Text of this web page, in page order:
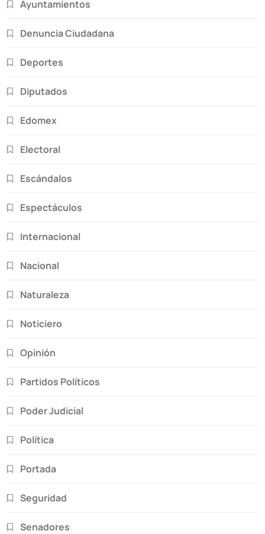
Ayuntamientos
Denuncia Ciudadana
Deportes
Diputados
Edomex
Electoral
Escándalos
Espectáculos
Internacional
Nacional
Naturaleza
Noticiero
Opinión
Partidos Políticos
Poder Judicial
Política
Portada
Seguridad
Senadores